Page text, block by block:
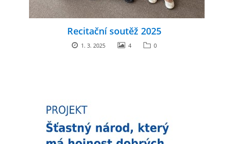
Recitační soutěž 2025
1. 3. 2025 4 0